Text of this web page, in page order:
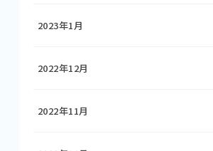
2023年1月
2022年12月
2022年11月